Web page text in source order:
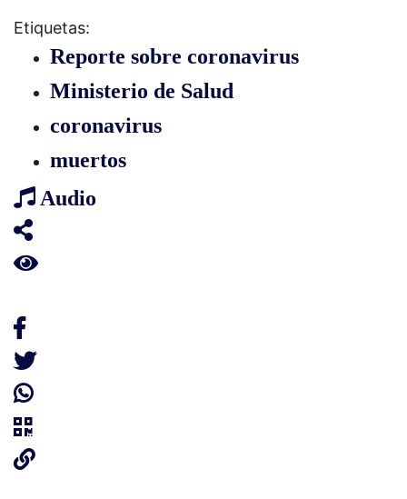
Etiquetas:
Reporte sobre coronavirus
Ministerio de Salud
coronavirus
muertos
Audio